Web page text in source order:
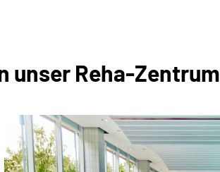
unser Reha-Zentrum